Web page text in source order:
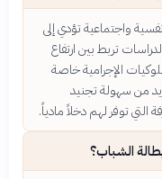
واجتماعية تؤدي إلى
تربط بين ارتفاع
الإجرامية خاصة
من سهولة تجنيد
توفر لهم دخلاً مادياً.
الشباب؟